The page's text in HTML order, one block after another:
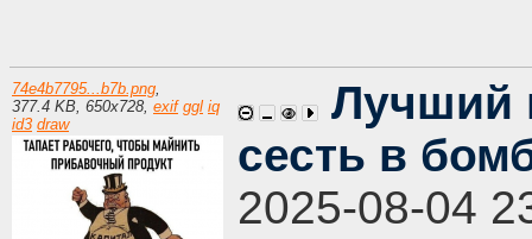
74e4b7795...b7b.png,
377.4 KB, 650x728, exif ggl iq
id3 draw
Лучший
сесть в
2025-08-04